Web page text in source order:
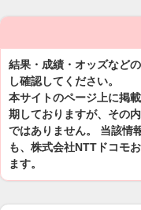
結果・成績・オッズなど
し確認してください。
本サイトのページ上に掲
期しておりますが、その
ではありません。 当該情
も、株式会社NTTドコモ
ます。